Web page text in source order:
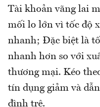
Tài khoản vãng lai
mối lo lớn vì tốc độ
nhanh; Đặc biệt là
nhanh hơn so với
thương mại. Kéo
tín dụng giảm và
đình trệ.